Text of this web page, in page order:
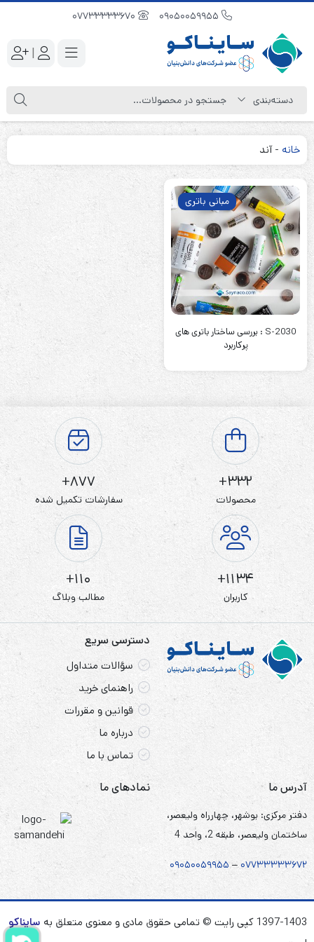
|
خانه -آند
مبانی باتری
S-2030 : بررسی ساختار باتری های
پرکاربرد
332+
محصولات
877+
سفارشات تکمیل شده
1134+
کاربران
110+
مطالب وبلاگ
دسترسی سریع
سؤالات متداول
راهنمای خرید
قوانین و مقررات
درباره ما
تماس با ما
آدرس ما
دفتر مرکزی: بوشهر، چهارراه ولیعصر،
ساختمان ولیعصر، طبقه 2، واحد 4
۰۷۷۳۳۳۳۳۶۷۲ – ۰۹۰۵۰۰۵۹۹۵۵
نمادهای ما
1397-1403 کپی رایت © تمامی حقوق مادی و معنوی متعلق به
سایناکو